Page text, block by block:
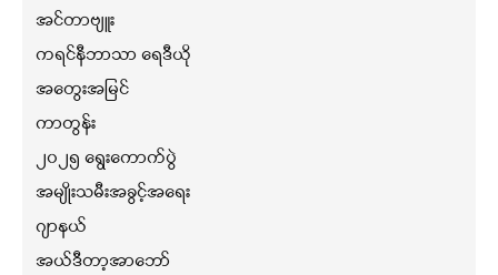
အင်တာဗျူး
ကရင်နီဘာသာ ရေဒီယို
အတွေးအမြင်
ကာတွန်း
၂၀၂၅ ရွေးကောက်ပွဲ
အမျိုးသမီးအခွင့်အရေး
ဂျာနယ်
အယ်ဒီတာ့အာဘော်